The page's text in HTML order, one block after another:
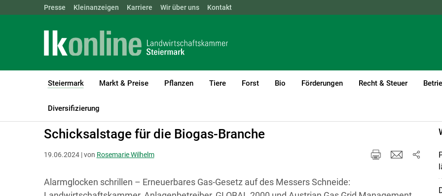
Landwirtschaftskammern: ÖSTERREICH BGLD KTN NÖ
Presse Kleinanzeigen Karriere Wir über uns Kontakt
Steiermark
(current)1
Markt & Preise Pflanzen Tiere Forst Bio Förderungen Recht & Steuer
Diversifizierung
LK Steiermark Steiermark
Schicksalstage für die Biogas-Branche
19.06.2024 | von Rosemarie Wilhelm
Alarmglocken schrillen – Erneuerbares Gas-Gesetz auf des Messers Schneide: